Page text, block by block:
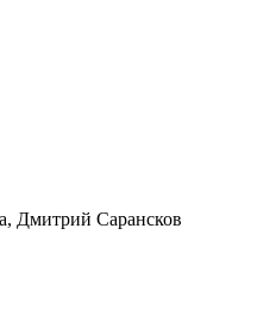
Дмитрий Сарансков